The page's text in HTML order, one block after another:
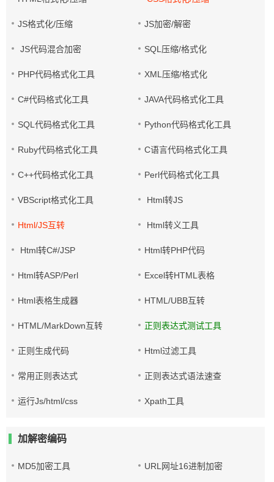
JS格式化/压缩 JS加密/解密
JS代码混合加密 SQL压缩/格式化
PHP代码格式化工具 XML压缩/格式化
C#代码格式化工具 JAVA代码格式化工具
SQL代码格式化工具 Python代码格式化工具
Ruby代码格式化工具 C语言代码格式化工具
C++代码格式化工具 Perl代码格式化工具
VBScript格式化工具 Html转JS
Html/JS互转 Html转义工具
Html转C#/JSP Html转PHP代码
Html转ASP/Perl Excel转HTML表格
Html表格生成器 HTML/UBB互转
HTML/MarkDown互转 正则表达式测试工具
正则生成代码 Html过滤工具
常用正则表达式 正则表达式语法速查
运行Js/html/css Xpath工具
加解密编码
MD5加密工具 URL网址16进制加密